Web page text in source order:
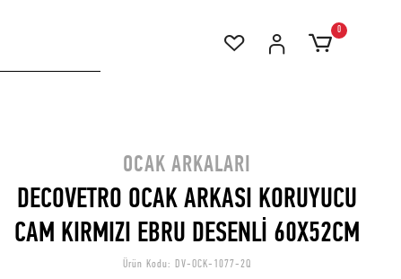
0
OCAK ARKALARI
DECOVETRO OCAK ARKASI KORUYUCU
CAM KIRMIZI EBRU DESENLİ 60X52CM
Ürün Kodu: DV-OCK-1077-2Q